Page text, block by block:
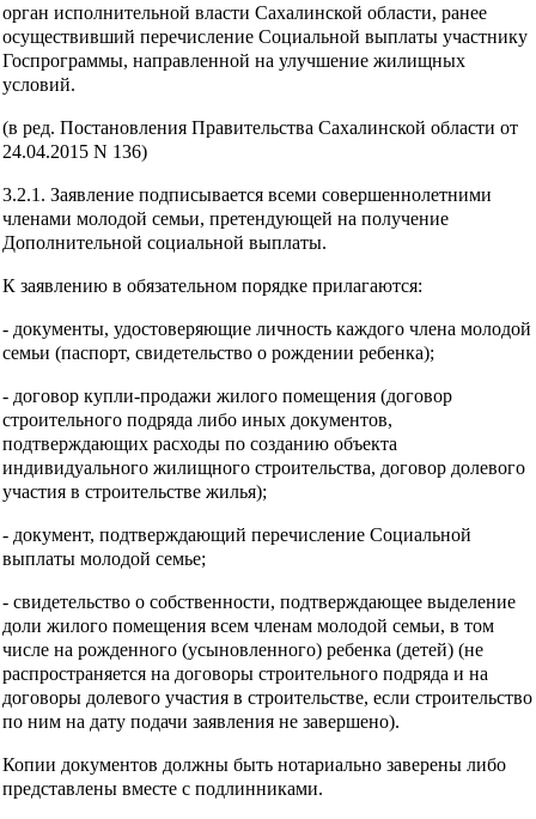
орган исполнительной власти Сахалинской области, ранее
осуществивший перечисление Социальной выплаты участнику
Госпрограммы, направленной на улучшение жилищных
условий.
(в ред. Постановления Правительства Сахалинской области от
24.04.2015 N 136)
3.2.1. Заявление подписывается всеми совершеннолетними
членами молодой семьи, претендующей на получение
Дополнительной социальной выплаты.
К заявлению в обязательном порядке прилагаются:
- документы, удостоверяющие личность каждого члена молодой
семьи (паспорт, свидетельство о рождении ребенка);
- договор купли-продажи жилого помещения (договор
строительного подряда либо иных документов,
подтверждающих расходы по созданию объекта
индивидуального жилищного строительства, договор долевого
участия в строительстве жилья);
- документ, подтверждающий перечисление Социальной
выплаты молодой семье;
- свидетельство о собственности, подтверждающее выделение
доли жилого помещения всем членам молодой семьи, в том
числе на рожденного (усыновленного) ребенка (детей) (не
распространяется на договоры строительного подряда и на
договоры долевого участия в строительстве, если строительство
по ним на дату подачи заявления не завершено).
Копии документов должны быть нотариально заверены либо
представлены вместе с подлинниками.